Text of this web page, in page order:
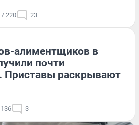
7 220 23
алиментщиков в
почти
Приставы раскрывают
136 3